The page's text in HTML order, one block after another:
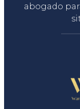
abogado